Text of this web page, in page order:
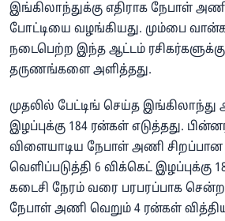
இங்கிலாந்துக்கு எதிராக நேபாள்
போட்டியை வழங்கியது. மும்பை
நடைபெற்ற இந்த ஆட்டம்
தருணங்களை அளித்தது.
முதலில் பேட்டிங் செய்த
இழப்புக்கு 184 ரன்கள் எடுத்தது.
விளையாடிய நேபாள் அணி
வெளிப்படுத்தி 6 விக்கெட் இழப்புக்கு
கடைசி நேரம் வரை பரபரப்பாக
நேபாள் அணி வெறும் 4 ரன்கள்